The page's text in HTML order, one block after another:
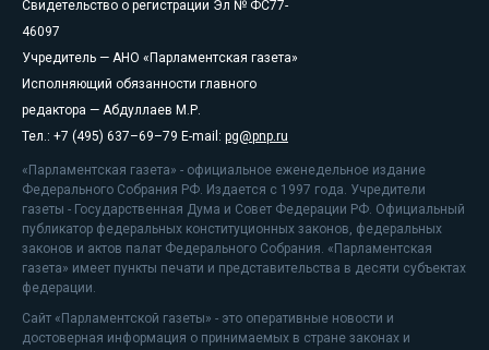
Свидетельство о регистрации Эл № ФС77-
46097
Учредитель — АНО «Парламентская газета»
Исполняющий обязанности главного
редактора — Абдуллаев М.Р.
Тел.: +7 (495) 637–69–79 E-mail: pg@pnp.ru
«Парламентская газета» - официальное еженедельное издание
Федерального Собрания РФ. Издается с 1997 года. Учредители
газеты - Государственная Дума и Совет Федерации РФ. Официальный
публикатор федеральных конституционных законов, федеральных
законов и актов палат Федерального Собрания. «Парламентская
газета» имеет пункты печати и представительства в десяти субъектах
федерации.
Сайт «Парламентской газеты» - это оперативные новости и
достоверная информация о принимаемых в стране законах и